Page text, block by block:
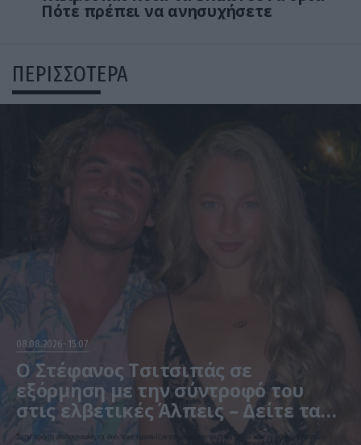
Πότε πρέπει να ανησυχήσετε
ΠΕΡΙΣΣΟΤΕΡΑ
08.08.2026 15:07
Ο Στέφανος Τσιτσιπάς σε
εξόρμηση με την σύντροφό του
στις ελβετικές Άλπεις – Δείτε τα
τρυφερά στιγμιότυπα
Στην πρώτη φωτογραφία, οι δυο τους εμφανίζονται μέσα στο φυσικό τοπίο των ελβετικών Άλπεων